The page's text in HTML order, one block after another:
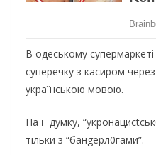
В одеському супермаркеті
суперечку з касиром
українською мовою.
На її думку,
тільки з “банgеpл0гами”.